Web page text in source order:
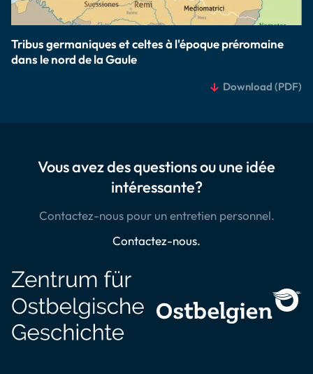
Tribus germaniques et celtes à l'époque préromaine
dans le nord de la Gaule
Download (PDF)
Vous avez des questions ou une idée
intéressante?
Contactez-nous pour un entretien personnel.
Contactez-nous.